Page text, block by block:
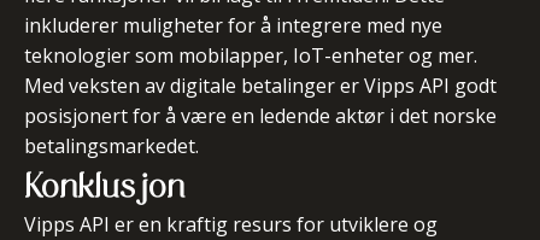
inkluderer muligheter for å integrere med nye
teknologier som mobilapper, IoT-enheter og mer.
Med veksten av digitale betalinger er Vipps API godt
posisjonert for å være en ledende aktør i det norske
betalingsmarkedet.
Konklusjon
Vipps API er en kraftig resurs for utviklere og